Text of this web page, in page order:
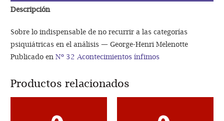
recurrir
las
categorías
psiquiátricas
el
análisis
Descripción
Sobre lo indispensable de no recurrir a las categorías
psiquiátricas en el análisis — George-Henri Melenotte
Publicado enNº 32 Acontecimientos ínfimos
Productos relacionados